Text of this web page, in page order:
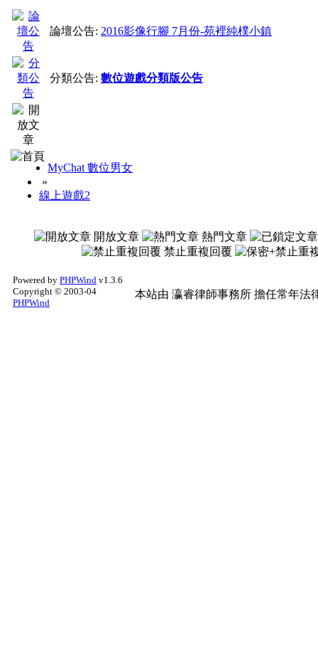
論壇公告: 2016影像行腳 7月份-苑裡純樸小鎮
分類公告: 數位遊戲分類版公告
MyChat 數位男女
»
線上遊戲2
開放文章
熱門文章
禁止重複回覆
Powered by PHPWind v1.3.6
Copyright © 2003-04
PHPWind
本站由 瀛睿律師事務所 擔任常年法